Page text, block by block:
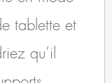
tablette et
qu’il